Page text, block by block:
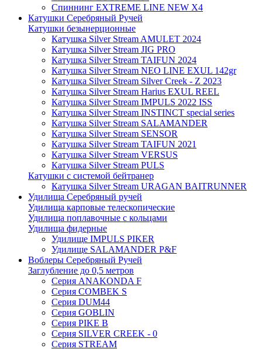
Спиннинг EXTREME LINE NEW X4
Катушки Серебряный Ручей
Катушки безынерционные
Катушка Silver Stream AMULET 2024
Катушка Silver Stream JIG PRO
Катушка Silver Stream TAIFUN 2024
Катушка Silver Stream NEO LINE EXUL 142gr
Катушка Silver Stream Silver Creek - Z 2023
Катушка Silver Stream Harius EXUL REEL
Катушка Silver Stream IMPULS 2022 ISS
Катушка Silver Stream INSTINCT special series
Катушка Silver Stream SALAMANDER
Катушка Silver Stream SENSOR
Катушка Silver Stream TAIFUN 2021
Катушка Silver Stream VERSUS
Катушка Silver Stream PULS
Катушки с системой бейтранер
Катушка Silver Stream URAGAN BAITRUNNER
Удилища Серебряный ручей
Удилища карповые телескопические
Удилища поплавочные с кольцами
Удилища фидерные
Удилище IMPULS PIKER
Удилище SALAMANDER P&F
Воблеры Серебряный Ручей
Заглубление до 0,5 метров
Серия ANAKONDA F
Серия COMBEK S
Серия DUM44
Серия GOBLIN
Серия PIKE B
Серия SILVER CREEK - 0
Серия STREAM